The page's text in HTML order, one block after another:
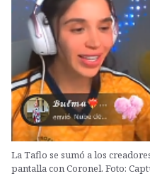
La Taflo se sumó a los
pantalla con Coronel. Foto: